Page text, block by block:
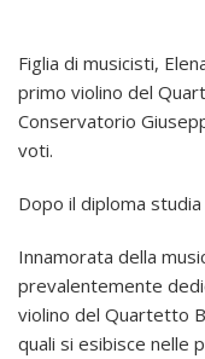
Figlia di musicisti,
primo violino del
Conservatorio
voti.
Dopo il diploma
Innamorata della
prevalentemente
violino del Quartetto
quali si esibisce nelle